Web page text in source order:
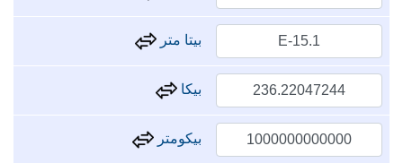
بيتا متر
بيكا
بيكومتر